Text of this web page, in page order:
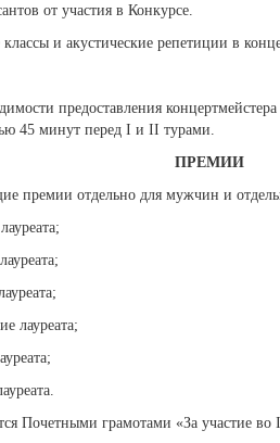
от участия в Конкурсе.
и акустические репетиции в
предоставления
45 минут перед I и II турами.
ПРЕМИИ
премии отдельно для мужчин и
лауреата;
Почетными грамотами «За участие во